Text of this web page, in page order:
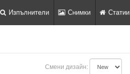
Изпълнители Снимки Статии
Смени дизайн: